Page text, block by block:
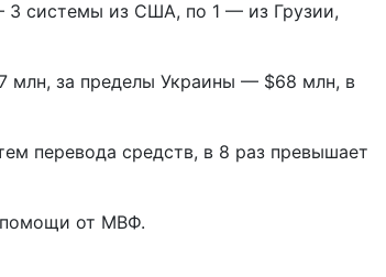
3 системы из США, по 1 — из Грузии,
млн, за пределы Украины — $68 млн, в
перевода средств, в 8 раз превышает
помощи от МВФ.